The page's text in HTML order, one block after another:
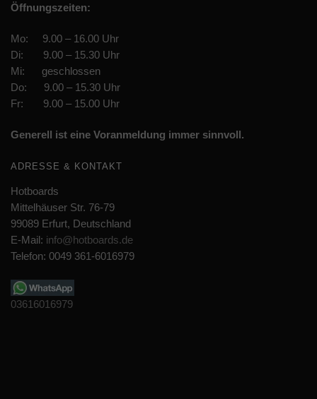
Öffnungszeiten:
Mo: 9.00 – 16.00 Uhr
Di: 9.00 – 15.30 Uhr
Mi: geschlossen
Do: 9.00 – 15.30 Uhr
Fr: 9.00 – 15.00 Uhr
Generell ist eine Voranmeldung immer sinnvoll.
ADRESSE & KONTAKT
Hotboards
Mittelhäuser Str. 76-79
99089 Erfurt, Deutschland
E-Mail: info@hotboards.de
Telefon: 0049 361-6016979
03616016979